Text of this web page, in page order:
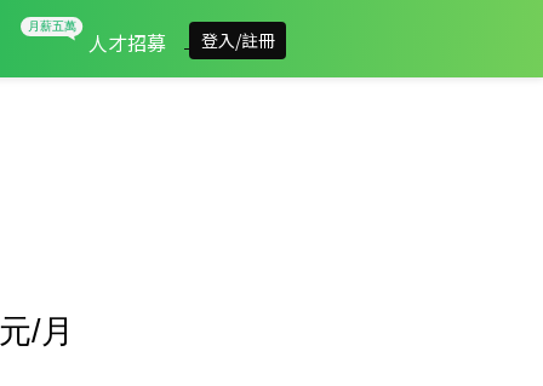
人才招募 登入/註冊
元/月